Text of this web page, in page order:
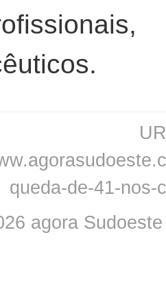
queda-de-41-nos-
agora